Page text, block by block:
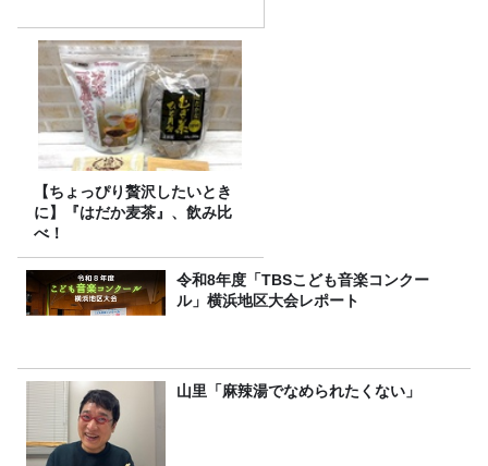
【ちょっぴり贅沢したいとき
に】『はだか麦茶』、飲み比
べ！
令和8年度「TBSこども音楽コンクー
ル」横浜地区大会レポート
山里「麻辣湯でなめられたくない」